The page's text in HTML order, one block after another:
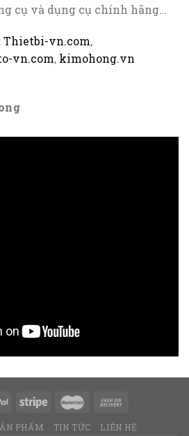
cụ và dụng cụ chính hãng…
Thietbi-vn.com,
vn.com, kimohong.vn
PHẨM TIN TỨC LIÊN HỆ